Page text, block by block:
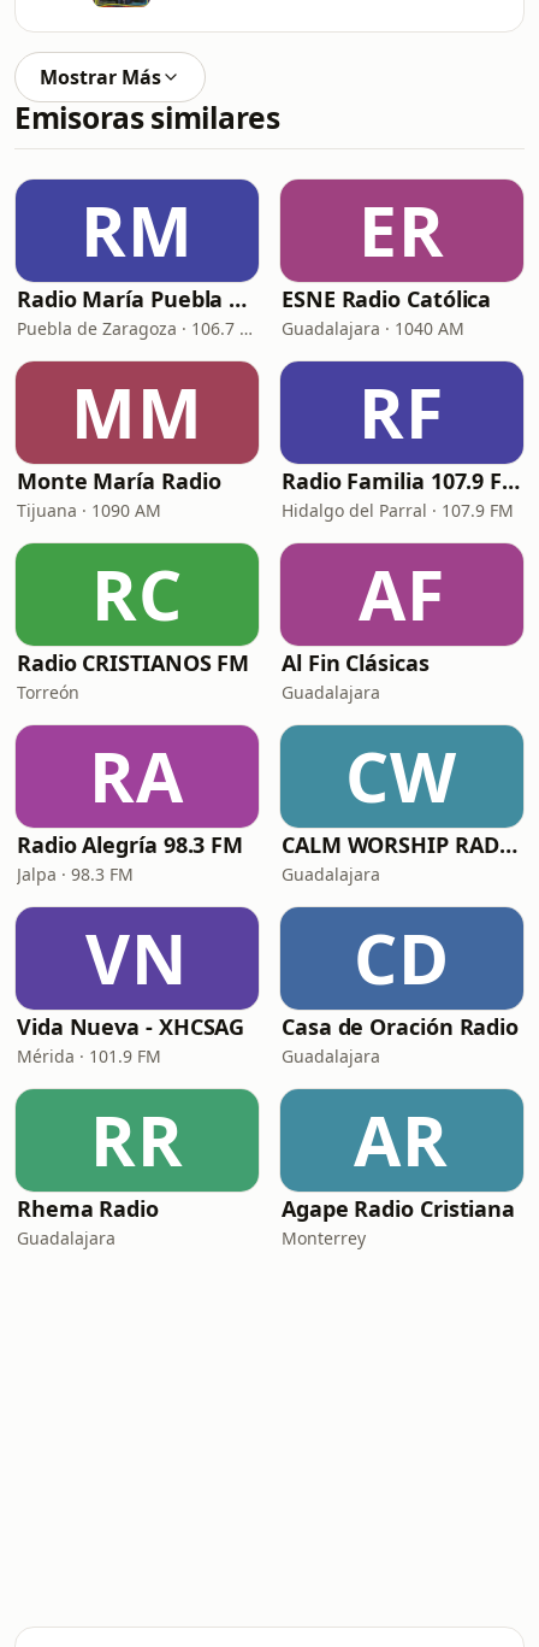
Mostrar Más
Emisoras similares
RM
Radio María Puebla de Zaragoza
Puebla de Zaragoza · 106.7 FM
ER
ESNE Radio Católica
Guadalajara · 1040 AM
MM
Monte María Radio
Tijuana · 1090 AM
RF
Radio Familia 107.9 FM
Hidalgo del Parral · 107.9 FM
RC
Radio CRISTIANOS FM
Torreón
AF
Al Fin Clásicas
Guadalajara
RA
Radio Alegría 98.3 FM
Jalpa · 98.3 FM
CW
CALM WORSHIP RADIO
Guadalajara
VN
Vida Nueva - XHCSAG
Mérida · 101.9 FM
CD
Casa de Oración Radio
Guadalajara
RR
Rhema Radio
Guadalajara
AR
Agape Radio Cristiana
Monterrey